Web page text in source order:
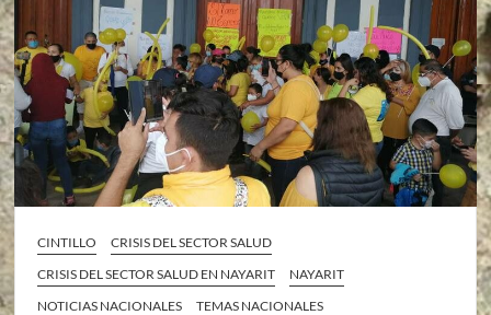
CINTILLO
CRISIS DEL SECTOR SALUD
CRISIS DEL SECTOR SALUD EN NAYARIT
NAYARIT
NOTICIAS NACIONALES
TEMAS NACIONALES